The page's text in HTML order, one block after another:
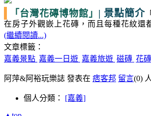
「台灣花磚博物館」 | 景點簡介 「
在房子外觀嵌上花磚，而且每種花紋還
(繼續閱讀...)
文章標籤：
嘉義景點 嘉義一日遊 嘉義旅遊 磁磚 花
阿萍&阿裕玩樂誌 發表在 痞客邦 留言(0)
個人分類： [嘉義]